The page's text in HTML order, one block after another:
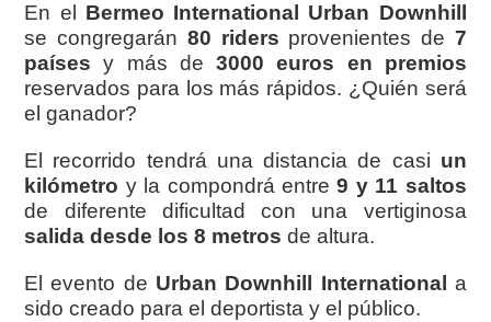
En el Bermeo International Urban Downhill
se congregarán 80 riders provenientes de 7
países y más de3000 euros en premios
reservados para los más rápidos. ¿Quién será
el ganador?
El recorrido tendrá una distancia de casi un
kilómetro y la compondrá entre 9 y 11 saltos
de diferente dificultad con una vertiginosa
salida desde los 8 metros de altura.
El evento de Urban Downhill International a
sido creado para el deportista y el público.